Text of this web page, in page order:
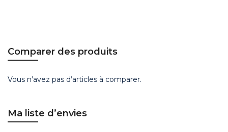
Comparer des produits
Vous n’avez pas d’articles à comparer.
Ma liste d’envies